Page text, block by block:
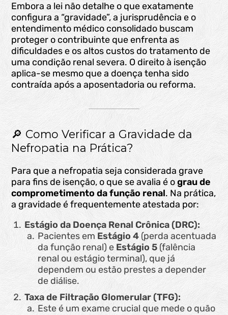
Embora a lei não detalhe o que exatamente
configura a “gravidade”, a jurisprudência e o
entendimento médico consolidado buscam
proteger o contribuinte que enfrenta as
dificuldades e os altos custos do tratamento de
uma condição renal severa. O direito à isenção
aplica-se mesmo que a doença tenha sido
contraída após a aposentadoria ou reforma.
🔎 Como Verificar a Gravidade da
Nefropatia na Prática?
Para que a nefropatia seja considerada grave
para fins de isenção, o que se avalia é ograu de
comprometimento da função renal. Na prática,
a gravidade é frequentemente atestada por:
Estágio da Doença Renal Crônica (DRC):
Pacientes emEstágio 4 (perda acentuada
da função renal) e Estágio 5 (falência
renal ou estágio terminal), que já
dependem ou estão prestes a depender
de diálise.
Taxa de Filtração Glomerular (TFG):
Este é um exame crucial que mede o quão